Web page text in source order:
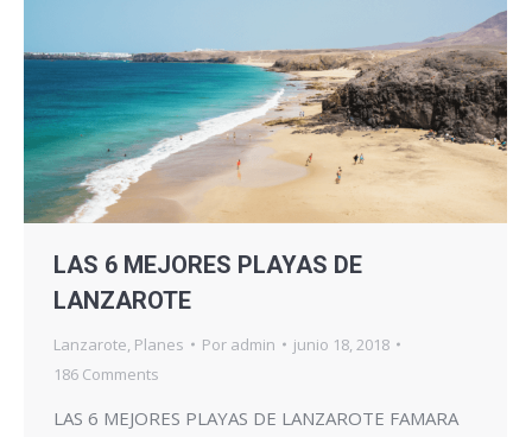
LAS 6 MEJORES PLAYAS DE
LANZAROTE
Lanzarote Planes Por admin
junio 18, 2018
186 Comments
LAS 6 MEJORES PLAYAS DE LANZAROTE FAMARA